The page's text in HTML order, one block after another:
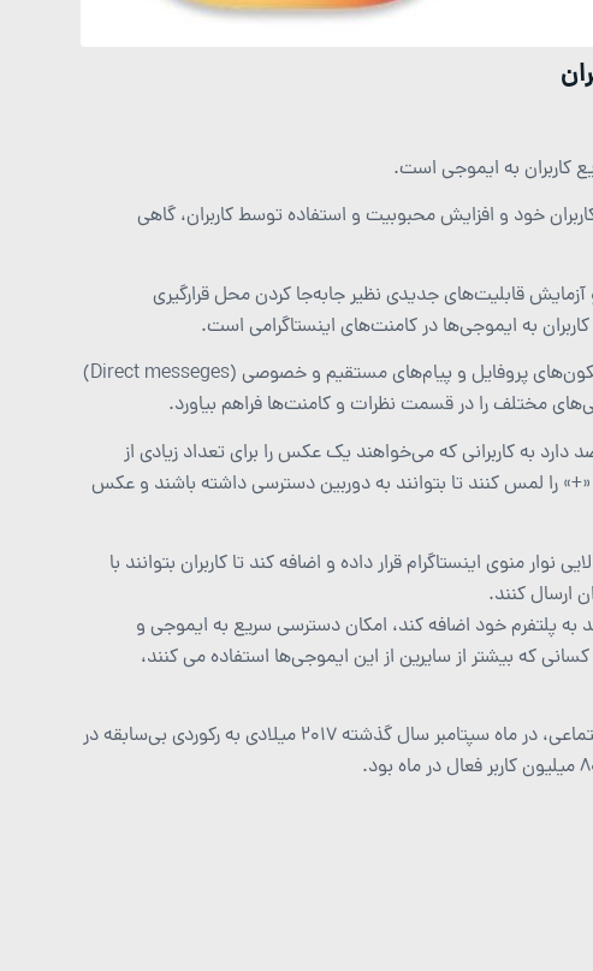
کاربران به ایموجی است.
خود و افزایش محبوبیت و استفاده توسط کاربران، گاهی
قابلیت‌های جدیدی نظیر جابه‌جا کردن محل قرارگیری
به ایموجی‌ها در کامنت‌های اینستاگرامی است.
به نظر می‌رسد که این شبکه اجتماعی قصد دارد موقعیت قرارگیری آیکون‌های پروفایل و پیام‌های مستقیم و خصوصی (Direct messeges)
مختلف را در قسمت نظرات و کامنت‌ها فراهم بیاورد.
به کاربرانی که می‌خواهند یک عکس را برای تعداد زیادی از
را لمس کنند تا بتوانند به دوربین دسترسی داشته باشند و عکس
منوی اینستاگرام قرار داده و اضافه کند تا کاربران بتوانند با
ارسال کنند.
به پلتفرم خود اضافه کند، امکان دسترسی سریع به ایموجی و
که بیشتر از سایرین از این ایموجی‌ها استفاده می کنند،
اینستاگرام به‌عنوان یکی از محبوب‌ترین و پرطرفدارترین شبکه‌های اجتماعی، در ماه سپتامبر سال گذشته ۲۰۱۷ میلادی به رکوردی بی‌سابقه در